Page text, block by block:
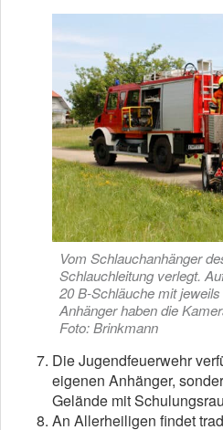
Vom Schlauchanhänger
Schlauchleitung verlegt.
20 B-Schläuche mit
Anhänger haben die
Foto: Brinkmann
Die Jugendfeuerwehr
eigenen Anhänger,
Gelände mit
An Allerheiligen findet